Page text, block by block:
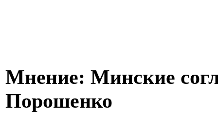
Мнение: Минские
Порошенко